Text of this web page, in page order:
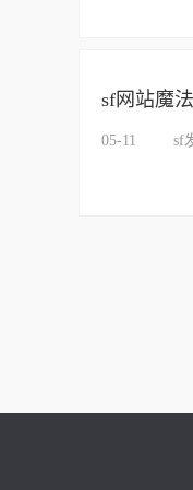
sf网站魔
05-11
sf